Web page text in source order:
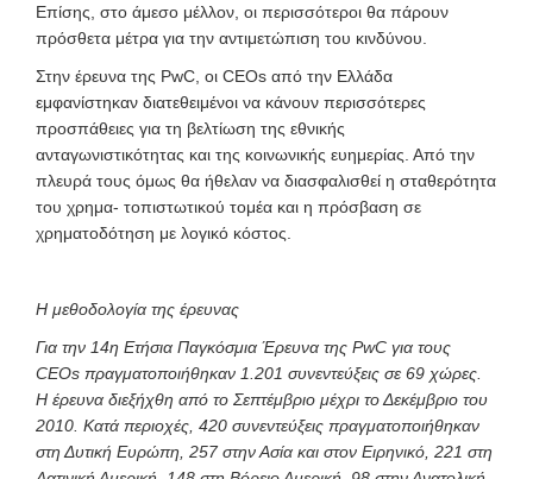
Επίσης, στο άμεσο μέλλον, οι περισσότεροι θα πάρουν
πρόσθετα μέτρα για την αντιμετώπιση του κινδύνου.
Στην έρευνα της PwC, οι CEOs από την Ελλάδα
εμφανίστηκαν διατεθειμένοι να κάνουν περισσότερες
προσπάθειες για τη βελτίωση της εθνικής
ανταγωνιστικότητας και της κοινωνικής ευημερίας. Από την
πλευρά τους όμως θα ήθελαν να διασφαλισθεί η σταθερότητα
του χρημα- τοπιστωτικού τομέα και η πρόσβαση σε
χρηματοδότηση με λογικό κόστος.
Η μεθοδολογία της έρευνας
Για την 14η Ετήσια Παγκόσμια Έρευνα της PwC για τους
CEOs πραγματοποιήθηκαν 1.201 συνεντεύξεις σε 69 χώρες.
Η έρευνα διεξήχθη από το Σεπτέμβριο μέχρι το Δεκέμβριο του
2010. Κατά περιοχές, 420 συνεντεύξεις πραγματοποιήθηκαν
στη Δυτική Ευρώπη, 257 στην Ασία και στον Ειρηνικό, 221 στη